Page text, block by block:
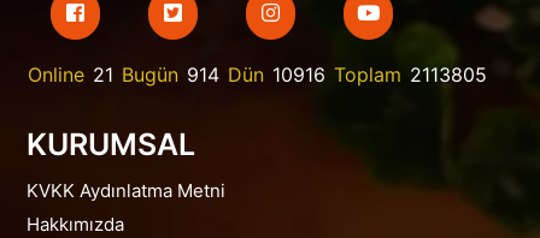
Online 21 Bugün 914 Dün 10916 Toplam 2113805
KURUMSAL
KVKK Aydınlatma Metni
Hakkımızda